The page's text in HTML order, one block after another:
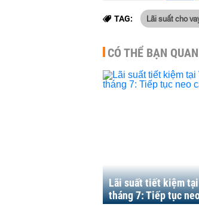
TAG: Lãi suất cho
CÓ THỂ BẠN
Lãi suất tiết kiệm
tháng 7: Tiếp tục